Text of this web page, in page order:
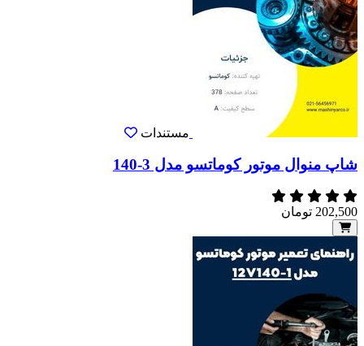
مستندات
شاپ منوال موتور کوماتسو مدل 3-140
202,500 تومان